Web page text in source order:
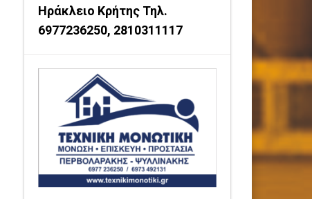
Ηράκλειο Κρήτης Τηλ.
6977236250, 2810311117